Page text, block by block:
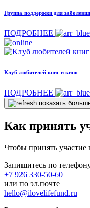
Группа поддержки для
ПОДРОБНЕЕ
Клуб любителей книг и кино
ПОДРОБНЕЕ
показать
Как принять
Чтобы принять участие
Запишитесь по
+7 926 330-50-60
или по эл.почте
hello@ilovelifefund.ru